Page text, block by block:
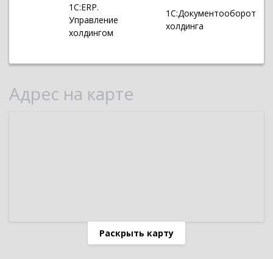
1С:ERP.
Управление
холдингом
1С:Документооборот
холдинга
Адрес на карте
Раскрыть карту